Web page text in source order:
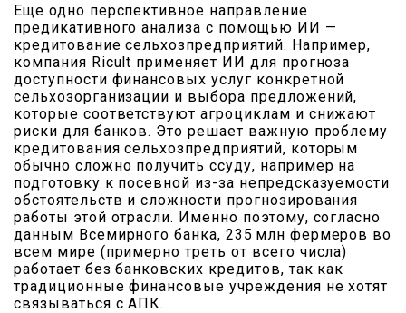
Еще одно перспективное направление
предикативного анализа с помощью ИИ —
кредитование сельхозпредприятий. Например,
компания Ricult применяет ИИ для прогноза
доступности финансовых услуг конкретной
сельхозорганизации и выбора предложений,
которые соответствуют агроциклам и снижают
риски для банков. Это решает важную проблему
кредитования сельхозпредприятий, которым
обычно сложно получить ссуду, например на
подготовку к посевной из-за непредсказуемости
обстоятельств и сложности прогнозирования
работы этой отрасли. Именно поэтому, согласно
данным Всемирного банка, 235 млн фермеров во
всем мире (примерно треть от всего числа)
работает без банковских кредитов, так как
традиционные финансовые учреждения не хотят
связываться с АПК.